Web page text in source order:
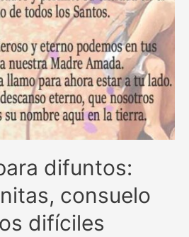
difuntos:
consuelo
difíciles